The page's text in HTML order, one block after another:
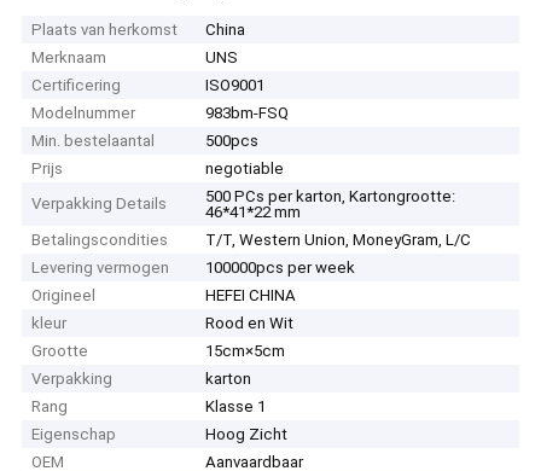
Plaats van herkomst
China
Merknaam
UNS
Certificering
ISO9001
Modelnummer
983bm-FSQ
Min. bestelaantal
500pcs
Prijs
negotiable
Verpakking Details
500 PCs per karton, Kartongrootte:
46*41*22 mm
Betalingscondities
T/T, Western Union, MoneyGram, L/C
Levering vermogen
100000pcs per week
Origineel
HEFEI CHINA
kleur
Rood en Wit
Grootte
15cm×5cm
Verpakking
karton
Rang
Klasse 1
Eigenschap
Hoog Zicht
OEM
Aanvaardbaar